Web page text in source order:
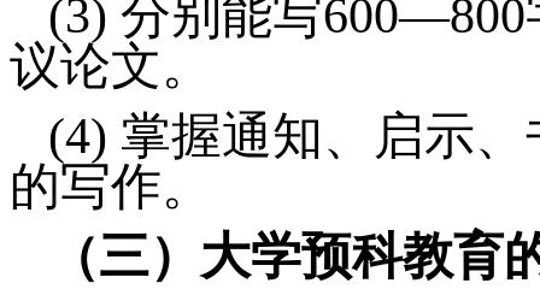
(3) 分别能写600—800
议论文。
(4) 掌握通知、启示
的写作。
（三）大学预科教育